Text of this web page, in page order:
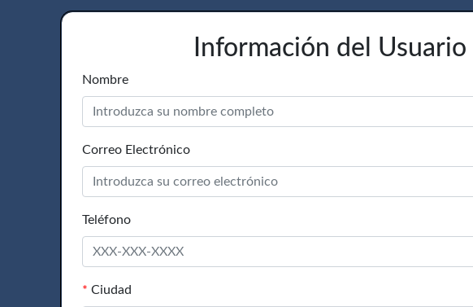
Información del Usuario
Nombre
Correo Electrónico
Teléfono
* Ciudad